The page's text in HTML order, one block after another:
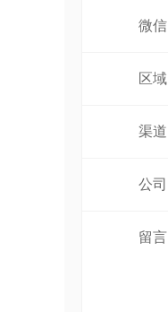
微信
区域
渠道
公司
留言